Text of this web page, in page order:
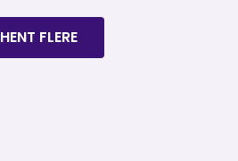
HENT FLERE